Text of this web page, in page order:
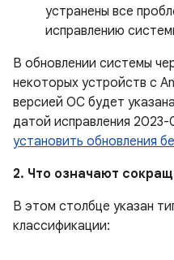
устранены все
исправлению
В обновлении системы
некоторых устройств с
версией ОС будет
датой исправления
установить обновления
2. Что означают
В этом столбце указан
классификации: